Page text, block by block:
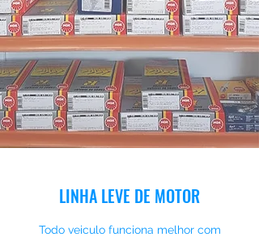
LINHA LEVE DE MOTOR
Todo veiculo funciona melhor com